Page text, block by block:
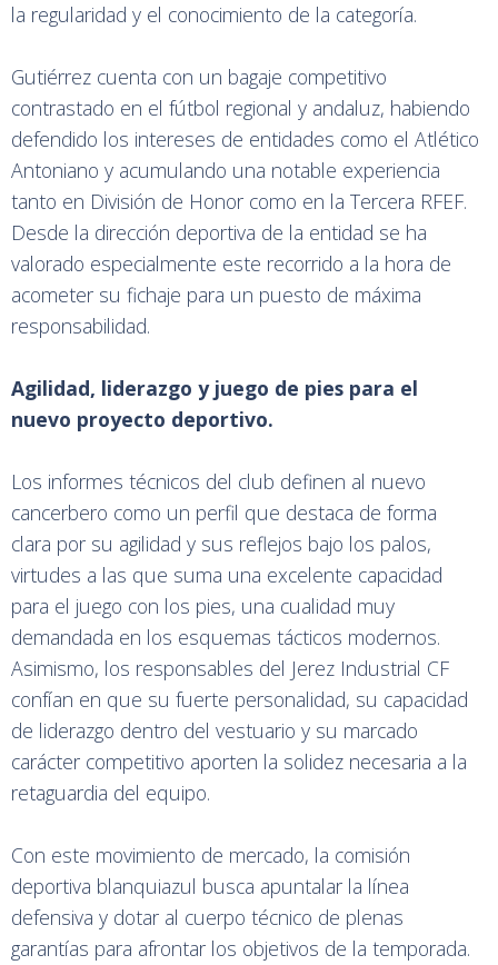
la regularidad y el conocimiento de la categoría.
Gutiérrez cuenta con un bagaje competitivo
contrastado en el fútbol regional y andaluz, habiendo
defendido los intereses de entidades como el Atlético
Antoniano y acumulando una notable experiencia
tanto en División de Honor como en la Tercera RFEF.
Desde la dirección deportiva de la entidad se ha
valorado especialmente este recorrido a la hora de
acometer su fichaje para un puesto de máxima
responsabilidad.
Agilidad, liderazgo y juego de pies para el
nuevo proyecto deportivo.
Los informes técnicos del club definen al nuevo
cancerbero como un perfil que destaca de forma
clara por su agilidad y sus reflejos bajo los palos,
virtudes a las que suma una excelente capacidad
para el juego con los pies, una cualidad muy
demandada en los esquemas tácticos modernos.
Asimismo, los responsables del Jerez Industrial CF
confían en que su fuerte personalidad, su capacidad
de liderazgo dentro del vestuario y su marcado
carácter competitivo aporten la solidez necesaria a la
retaguardia del equipo.
Con este movimiento de mercado, la comisión
deportiva blanquiazul busca apuntalar la línea
defensiva y dotar al cuerpo técnico de plenas
garantías para afrontar los objetivos de la temporada.